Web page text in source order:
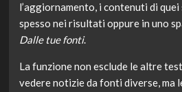
l’aggiornamento, i contenuti di
spesso nei risultati oppure in uno
Dalle tue fonti.
La funzione non esclude le altre
vedere notizie da fonti diverse, ma